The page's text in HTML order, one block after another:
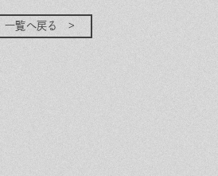
一覧へ戻る